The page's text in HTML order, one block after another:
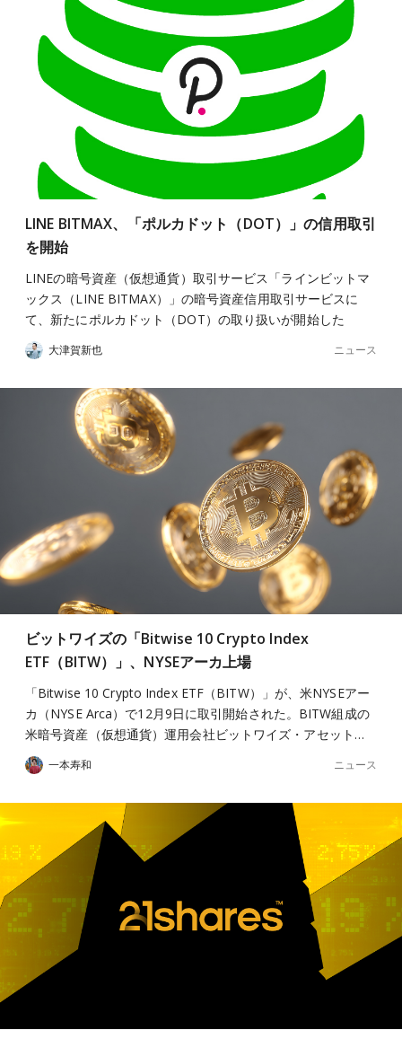
LINE BITMAX、「ポルカドット（DOT）」の信用取引
を開始
LINEの暗号資産（仮想通貨）取引サービス「ラインビットマ
ックス（LINE BITMAX）」の暗号資産信用取引サービスに
て、新たにポルカドット（DOT）の取り扱いが開始した
大津賀新也 ニュース
ビットワイズの「Bitwise 10 Crypto Index
ETF（BITW）」、NYSEアーカ上場
「Bitwise 10 Crypto Index ETF（BITW）」が、米NYSEアー
カ（NYSE Arca）で12月9日に取引開始された。BITW組成の
米暗号資産（仮想通貨）運用会社ビットワイズ・アセット…
一本寿和 ニュース